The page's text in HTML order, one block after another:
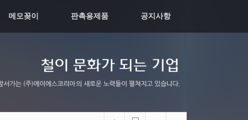
공지사항
판촉용제품
메모꽂이